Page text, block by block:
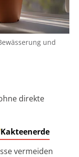
und
direkte
Kakteenerde
vermeiden